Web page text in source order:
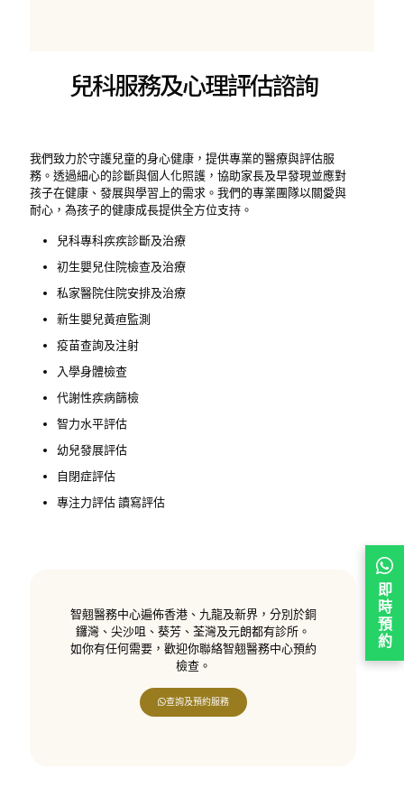
兒科服務及心理評估諮詢
我們致力於守護兒童的身心健康，提供專業的醫療與評估服
務。透過細心的診斷與個人化照護，協助家長及早發現並應對
孩子在健康、發展與學習上的需求。我們的專業團隊以關愛與
耐心，為孩子的健康成長提供全方位支持。
兒科專科疾疾診斷及治療
初生嬰兒住院檢查及治療
私家醫院住院安排及治療
新生嬰兒黃疸監測
疫苗查詢及注射
入學身體檢查
代謝性疾病篩檢
智力水平評估
幼兒發展評估
自閉症評估
專注力評估 讀寫評估
智翹醫務中心遍佈香港、九龍及新界，分別於銅
鑼灣、尖沙咀、葵芳、荃灣及元朗都有診所。
如你有任何需要，歡迎你聯絡智翹醫務中心預約
檢查。
查詢及預約服務
即
時
預
約